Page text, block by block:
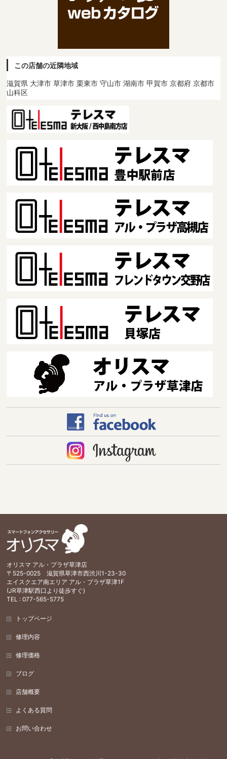
この店舗の近隣地域
滋賀県 大津市 草津市 栗東市 守山市 湖南市 甲賀市 京都府 京都市
山科区
オリスマ アル・プラザ草津店
〒525-0025 滋賀県草津市西渋川1-23-30
エイスクエア南エリア アル・プラザ草津1F
(JR草津駅西口より徒歩すぐ)
TEL : 077-565-5775
トップページ
修理内容
修理価格
ブログ
店舗概要
よくある質問
お問い合わせ